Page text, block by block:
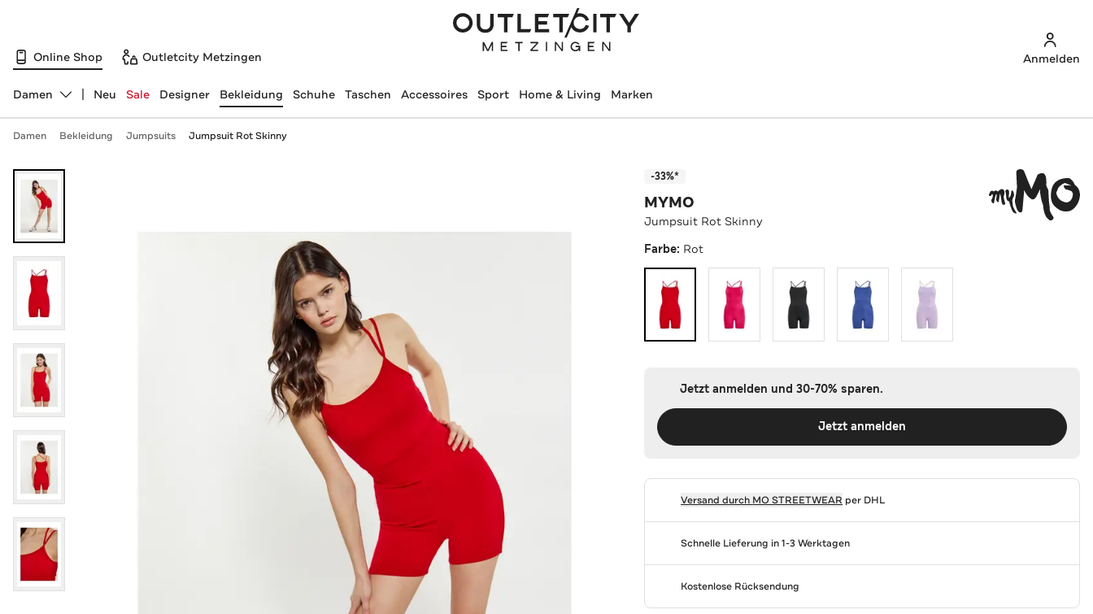
Online Shop Outletcity Metzingen Anmelden
Abteilung ändern, ausgewählt:
Damen Neu Sale Designer Bekleidung Schuhe Taschen Accessoires Sport Home & Living Marken
Damen Bekleidung Jumpsuits Jumpsuit Rot Skinny
-33%*
MYMO
Jumpsuit Rot Skinny
Farbe: Rot
Jetzt anmelden und 30-70% sparen.
Jetzt anmelden
Versand durch MO STREETWEAR per DHL
Schnelle Lieferung in 1-3 Werktagen
Kostenlose Rücksendung